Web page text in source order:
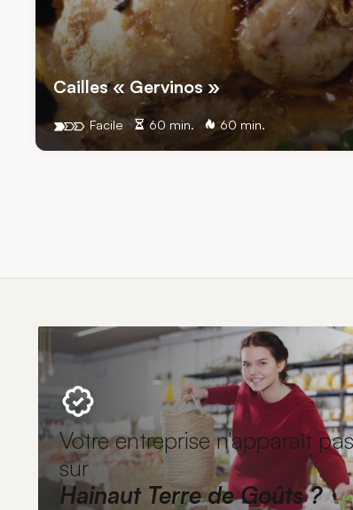
Cailles « Gervinos »
60 min. 60 min.
Facile
Votre entreprise n'apparaît
sur
Hainaut Terre de Goûts ?